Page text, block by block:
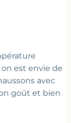
on est envie de
avec
goût et bien